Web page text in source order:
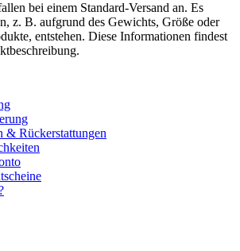
bei einem Standard-Versand an. Es
z. B. aufgrund des Gewichts, Größe oder
entstehen. Diese Informationen findest
& Rückerstattungen